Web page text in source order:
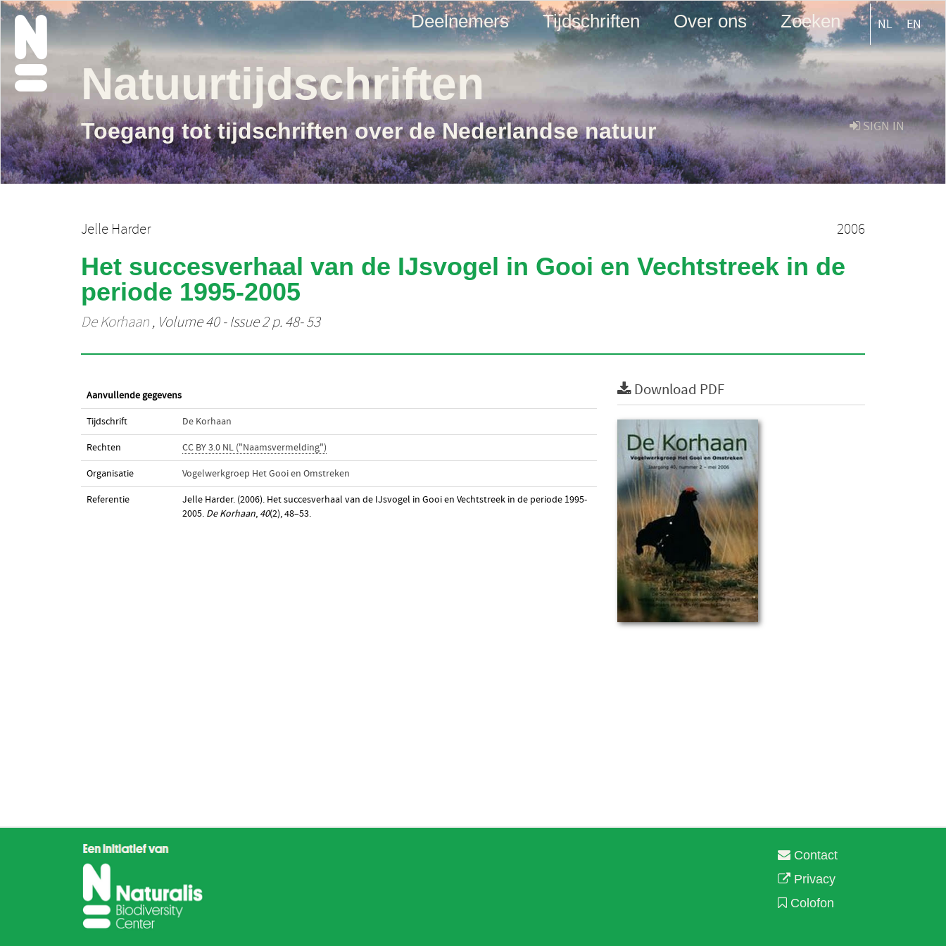
Deelnemers Tijdschriften Over ons Zoeken NL EN
SIGN IN
Natuurtijdschriften
Toegang tot tijdschriften over de Nederlandse natuur
Jelle Harder 2006
Het succesverhaal van de IJsvogel in Gooi en Vechtstreek in de
periode 1995-2005
De Korhaan, Volume 40 - Issue 2 p. 48- 53
Aanvullende gegevens
Tijdschrift De Korhaan
Rechten CC BY 3.0 NL ("Naamsvermelding")
Organisatie Vogelwerkgroep Het Gooi en Omstreken
Referentie
Jelle Harder. (2006). Het succesverhaal van de IJsvogel in Gooi en Vechtstreek in de periode 1995-
2005. De Korhaan, 40(2), 48–53.
Download PDF
Contact
Privacy
Colofon